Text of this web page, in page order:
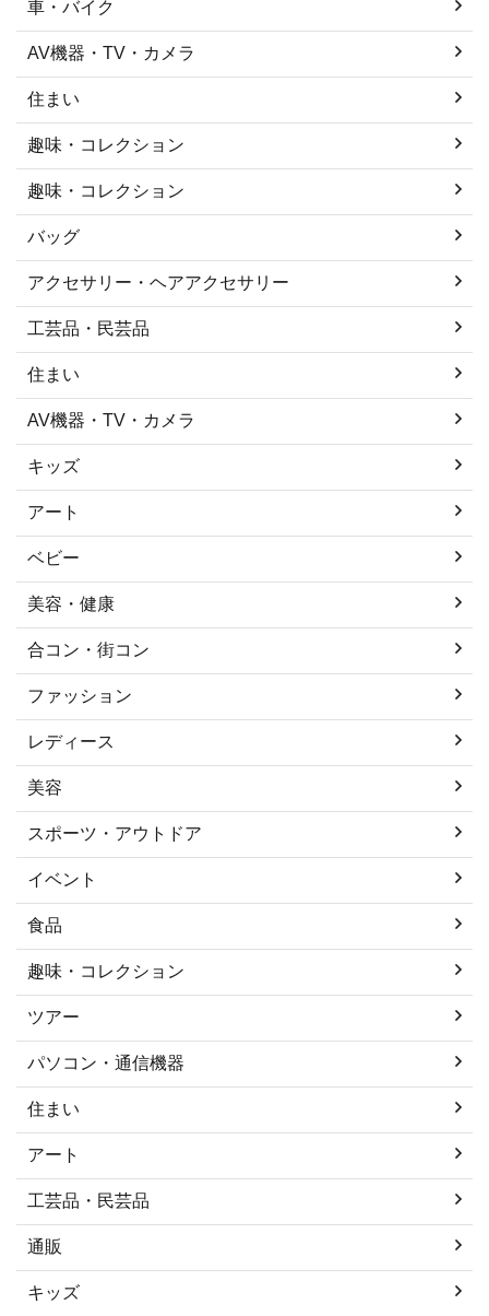
車・バイク
AV機器・TV・カメラ
住まい
趣味・コレクション
趣味・コレクション
バッグ
アクセサリー・ヘアアクセサリー
工芸品・民芸品
住まい
AV機器・TV・カメラ
キッズ
アート
ベビー
美容・健康
合コン・街コン
ファッション
レディース
美容
スポーツ・アウトドア
イベント
食品
趣味・コレクション
ツアー
パソコン・通信機器
住まい
アート
工芸品・民芸品
通販
キッズ